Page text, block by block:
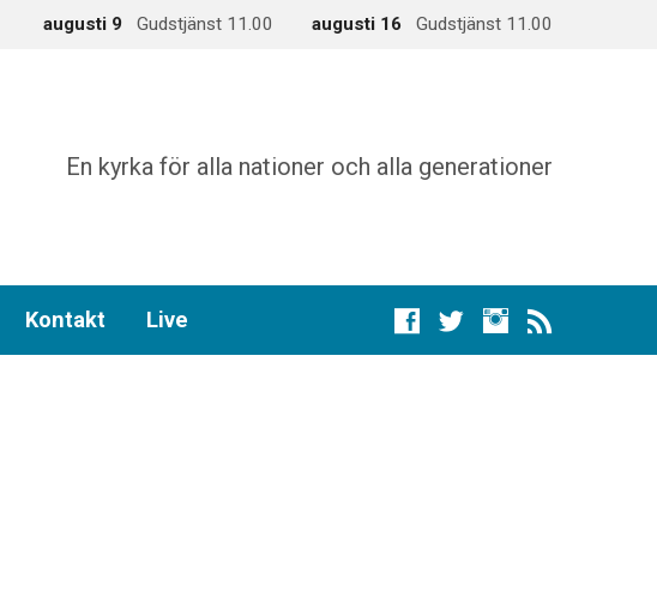
augusti 9 Gudstjänst 11.00 augusti 16 Gudstjänst 11.00
En kyrka för alla nationer och alla generationer
Kontakt Live